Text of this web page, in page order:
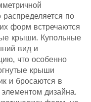
распределяется по
форм встречаются
крыши. Купольные
вид и
что особенно
крыши
и бросаются в
дизайна.